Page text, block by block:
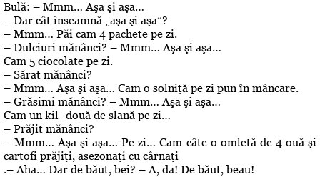
Bulă: – Mmm… Aşa şi aşa…
– Dar cât înseamnă „aşa şi aşa”?
– Mmm… Păi cam 4 pachete pe zi.
– Dulciuri mănânci? – Mmm… Aşa şi aşa…
Cam 5 ciocolate pe zi.
– Sărat mănânci?
– Mmm… Aşa şi aşa… Cam o solniţă pe zi pun în mâncare.
– Grăsimi mănânci? – Mmm… Aşa şi aşa…
Cam un kil- două de slană pe zi…
– Prăjit mănânci?
– Mmm… Aşa şi aşa… Pe zi… Cam câte o omletă de 4 ouă şi
cartofi prăjiţi, asezonaţi cu cârnaţi
.– Aha… Dar de băut, bei? – A, da! De băut, beau!